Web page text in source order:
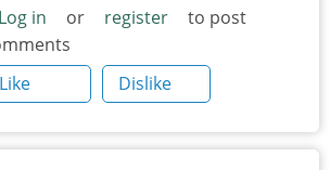
Log in or register
to post
Like
Dislike